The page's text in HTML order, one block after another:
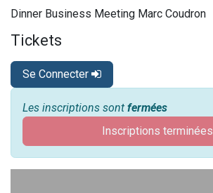
Dinner Business Meeting Marc Coudron
Tickets
Se Connecter
Les inscriptions sont fermées
Inscriptions terminées